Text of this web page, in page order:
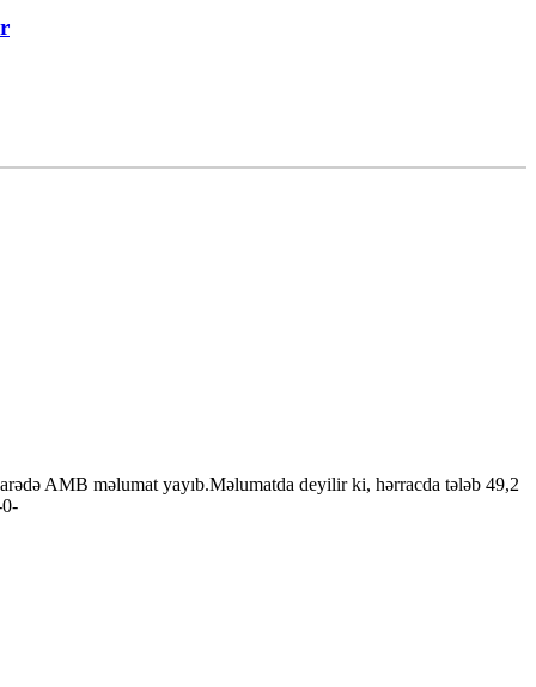
AMB məlumat yayıb.Məlumatda deyilir ki, hərracda tələb 49,2